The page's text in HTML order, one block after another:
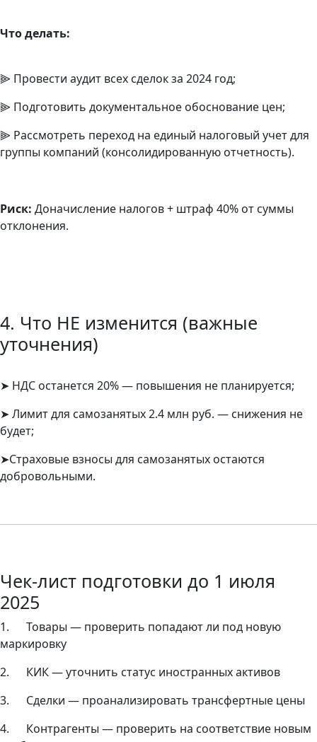
Что делать:
⫸ Провести аудит всех сделок за 2024 год;
⫸ Подготовить документальное обоснование цен;
⫸ Рассмотреть переход на единый налоговый учет для
группы компаний (консолидированную отчетность).
Риск: Доначисление налогов + штраф 40% от суммы
отклонения.
4. Что НЕ изменится (важные
уточнения)
➤ НДС останется 20% — повышения не планируется;
➤ Лимит для самозанятых 2.4 млн руб. — снижения не
будет;
➤Страховые взносы для самозанятых остаются
добровольными.
Чек-лист подготовки до 1 июля
2025
1. Товары — проверить попадают ли под новую
маркировку
2. КИК — уточнить статус иностранных активов
3. Сделки — проанализировать трансфертные цены
4.
Контрагенты — проверить на соответствие новым